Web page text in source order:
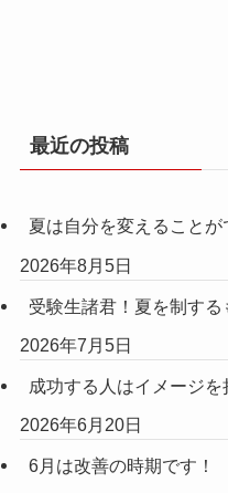
最近の投稿
夏は自分を変えることが
2026年8月5日
受験生諸君！夏を制する
2026年7月5日
成功する人はイメージを
2026年6月20日
6月は改善の時期です！